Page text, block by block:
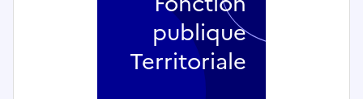
publique
Territoriale